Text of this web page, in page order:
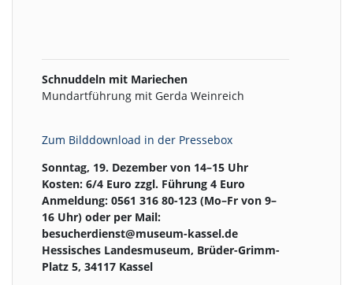
Schnuddeln mit Mariechen
Mundartführung mit Gerda Weinreich
Zum Bilddownload in der Pressebox
Sonntag, 19. Dezember von 14–15 Uhr
Kosten: 6/4 Euro zzgl. Führung 4 Euro
Anmeldung: 0561 316 80-123 (Mo–Fr von 9–
16 Uhr) oder per Mail:
besucherdienst@museum-kassel.de
Hessisches Landesmuseum, Brüder-Grimm-
Platz 5, 34117 Kassel